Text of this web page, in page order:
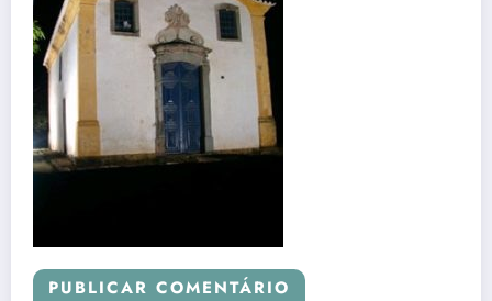
PUBLICAR COMENTÁRIO